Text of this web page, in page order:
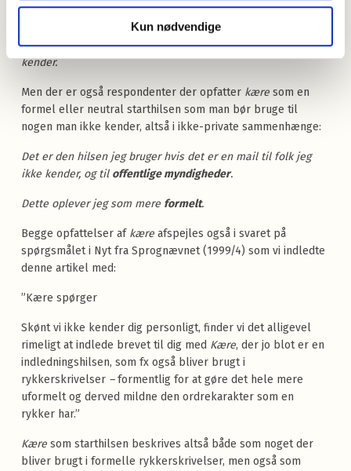
Kun nødvendige
Det virkerfalskpå mig at skrive “kære” til nogen jeg ikke
kender.
Men der er også respondenter der opfatter kære som en
formel eller neutral starthilsen som man bør bruge til
nogen man ikke kender, altså i ikke-private sammenhænge:
Det er den hilsen jeg bruger hvis det er en mail til folk jeg
ikke kender, og til offentlige myndigheder.
Dette oplever jeg som mere formelt.
Begge opfattelser af kæreafspejles også i svaret på
spørgsmålet i Nyt fra Sprognævnet (1999/4) som vi indledte
denne artikel med:
”Kære spørger
Skønt vi ikke kender dig personligt, finder vi det alligevel
rimeligt at indlede brevet til dig med Kære, der jo blot er en
indledningshilsen, som fx også bliver brugt i
rykkerskrivelser –formentlig for at gøre det hele mere
uformelt og derved mildne den ordrekarakter som en
rykker har.”
Kæresom starthilsen beskrives altså både som noget der
bliver brugt i formelle rykkerskrivelser, men også som